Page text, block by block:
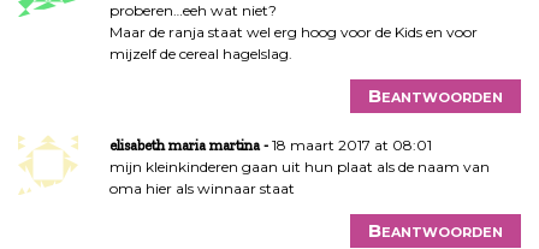
proberen…eeh wat niet?
Maar de ranja staat wel erg hoog voor de Kids en voor
mijzelf de cereal hagelslag.
Beantwoorden
elisabeth maria martina
18 maart 2017 at 08:01
mijn kleinkinderen gaan uit hun plaat als de naam van
oma hier als winnaar staat
Beantwoorden